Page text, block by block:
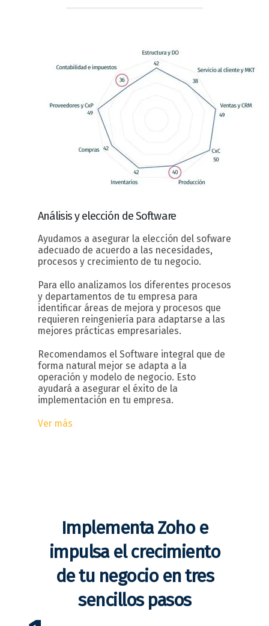
Análisis y elección de Software
Ayudamos a asegurar la elección del sofware
adecuado de acuerdo a las necesidades,
procesos y crecimiento de tu negocio.
Para ello analizamos los diferentes procesos
y departamentos de tu empresa para
identificar áreas de mejora y procesos que
requieren reingeniería para adaptarse a las
mejores prácticas empresariales.
Recomendamos el Software integral que de
forma natural mejor se adapta a la
operación y modelo de negocio. Esto
ayudará a asegurar el éxito de la
implementación en tu empresa.
Ver más
Implementa Zoho e
impulsa el crecimiento
de tu negocio en tres
sencillos pasos